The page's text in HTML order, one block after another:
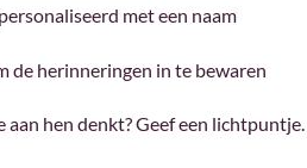
met een naam
de herinneringen in te bewaren
hen denkt? Geef een lichtpuntje.